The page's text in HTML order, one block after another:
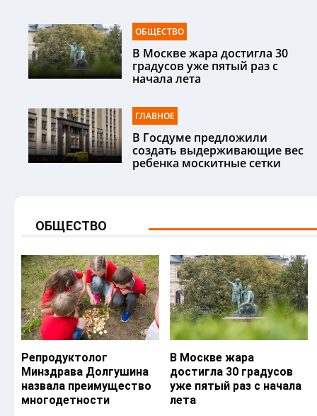
ОБЩЕСТВО
В Москве жара достигла 30
градусов уже пятый раз с
начала лета
ГЛАВНОЕ
В Госдуме предложили
создать выдерживающие вес
ребенка москитные сетки
ОБЩЕСТВО
Репродуктолог
Минздрава Долгушина
назвала преимущество
многодетности
В Москве жара
достигла 30 градусов
уже пятый раз с начала
лета